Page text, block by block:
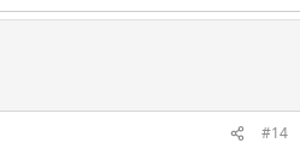
#14